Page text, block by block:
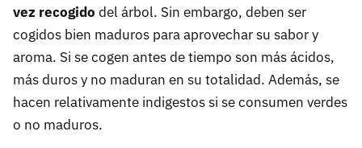
vez recogido del árbol. Sin embargo, deben ser
cogidos bien maduros para aprovechar su sabor y
aroma. Si se cogen antes de tiempo son más ácidos,
más duros y no maduran en su totalidad. Además, se
hacen relativamente indigestos si se consumen verdes
o no maduros.